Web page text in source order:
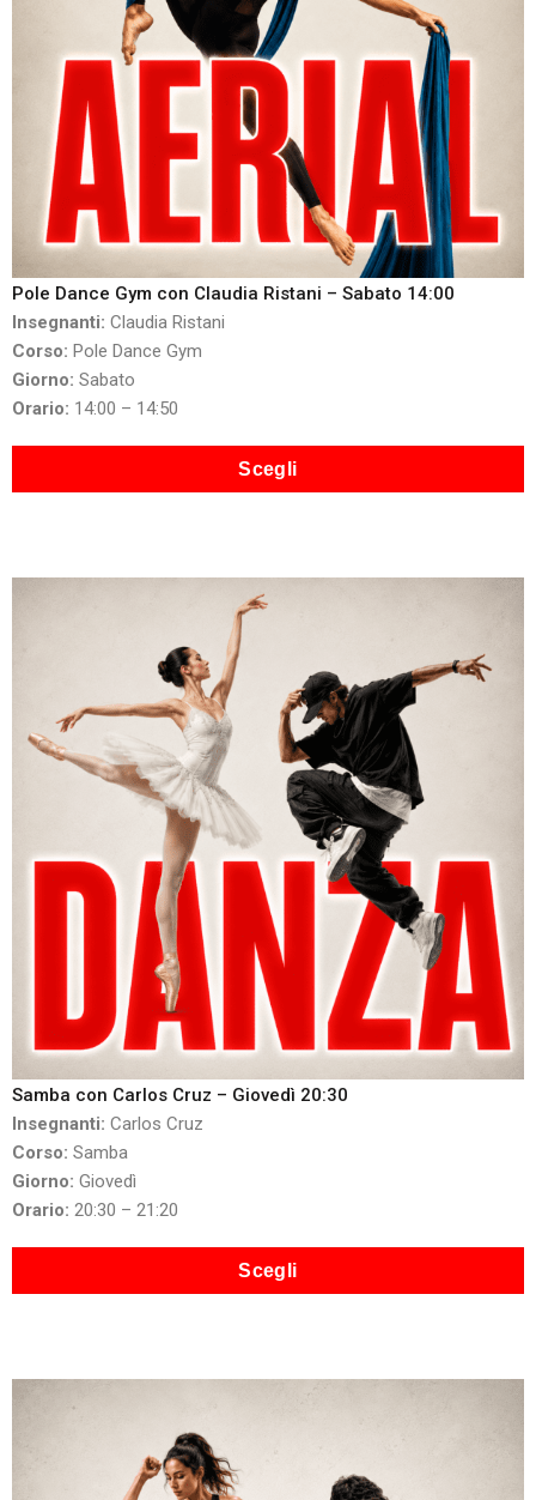
Pole Dance Gym con Claudia Ristani – Sabato 14:00
Insegnanti: Claudia Ristani
Corso: Pole Dance Gym
Giorno: Sabato
Orario: 14:00 – 14:50
Scegli
Samba con Carlos Cruz – Giovedì 20:30
Insegnanti: Carlos Cruz
Corso: Samba
Giorno: Giovedì
Orario: 20:30 – 21:20
Scegli